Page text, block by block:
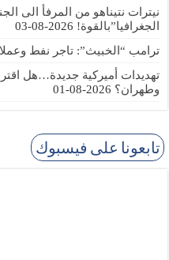
نيترات نتيناهو من المرفأ الى
الجغرافيا”بالقوة! 2026-08-03
ترامب “الخبيث”: تاجر نفط
تهديدات أميركية جديدة…هل
وطهران؟ 2026-08-01
تابعونا على فيسبوك